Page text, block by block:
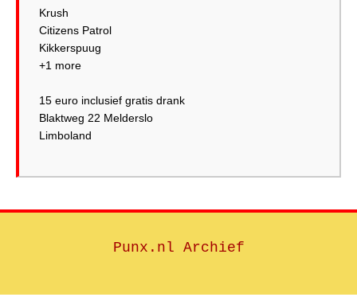
Krush
Citizens Patrol
Kikkerspuug
+1 more
15 euro inclusief gratis drank
Blaktweg 22 Melderslo
Punx.nl Archief